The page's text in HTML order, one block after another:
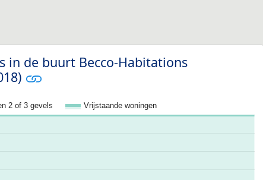
in de buurt Becco-Habitations
2 of 3 gevels Vrijstaande woningen